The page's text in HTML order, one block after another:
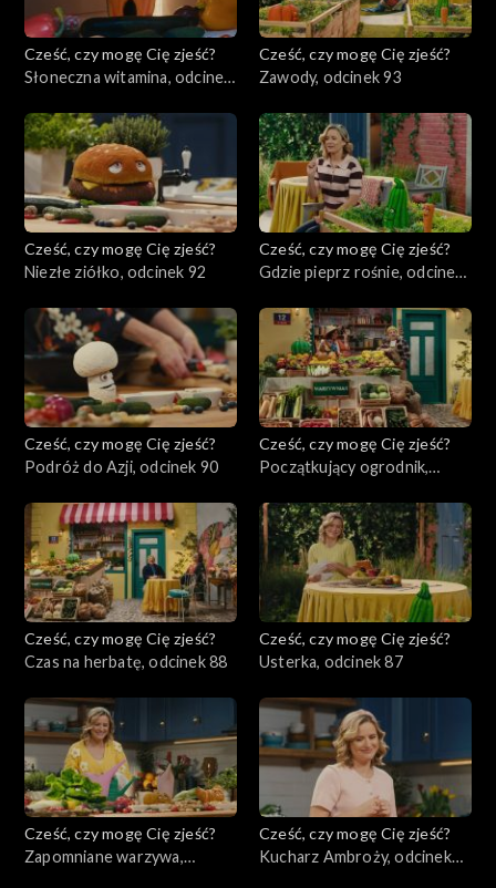
Cześć, czy mogę Cię zjeść?
Słoneczna witamina, odcinek
Cześć, czy mogę Cię zjeść?
Zawody, odcinek 93
Cześć, czy mogę Cię zjeść?
Niezłe ziółko, odcinek 92
Cześć, czy mogę Cię zjeść?
Gdzie pieprz rośnie, odcinek
Cześć, czy mogę Cię zjeść?
Podróż do Azji, odcinek 90
Cześć, czy mogę Cię zjeść?
Początkujący ogrodnik,
Cześć, czy mogę Cię zjeść?
Czas na herbatę, odcinek 88
Cześć, czy mogę Cię zjeść?
Usterka, odcinek 87
Cześć, czy mogę Cię zjeść?
Zapomniane warzywa,
Cześć, czy mogę Cię zjeść?
Kucharz Ambroży, odcinek